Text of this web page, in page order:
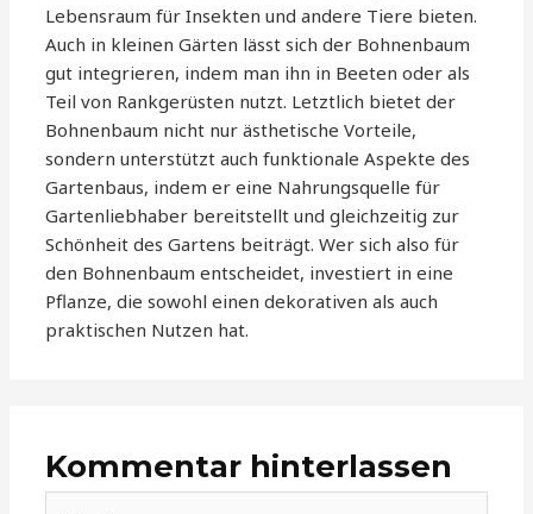
Lebensraum für Insekten und andere Tiere bieten.
Auch in kleinen Gärten lässt sich der Bohnenbaum
gut integrieren, indem man ihn in Beeten oder als
Teil von Rankgerüsten nutzt. Letztlich bietet der
Bohnenbaum nicht nur ästhetische Vorteile,
sondern unterstützt auch funktionale Aspekte des
Gartenbaus, indem er eine Nahrungsquelle für
Gartenliebhaber bereitstellt und gleichzeitig zur
Schönheit des Gartens beiträgt. Wer sich also für
den Bohnenbaum entscheidet, investiert in eine
Pflanze, die sowohl einen dekorativen als auch
praktischen Nutzen hat.
Kommentar hinterlassen